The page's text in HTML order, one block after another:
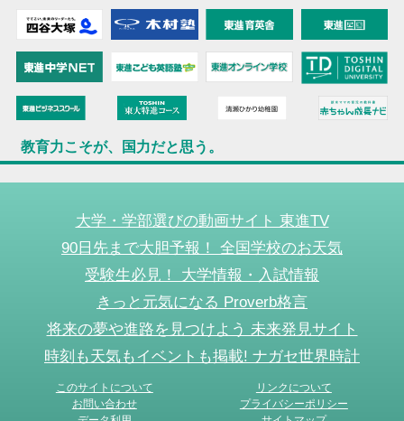
教育力こそが、国力だと思う。
大学・学部選びの動画サイト 東進TV
90日先まで大胆予報！ 全国学校のお天気
受験生必見！ 大学情報・入試情報
きっと元気になる Proverb格言
将来の夢や進路を見つけよう 未来発見サイト
時刻も天気もイベントも掲載! ナガセ世界時計
このサイトについて
リンクについて
お問い合わせ
プライバシーポリシー